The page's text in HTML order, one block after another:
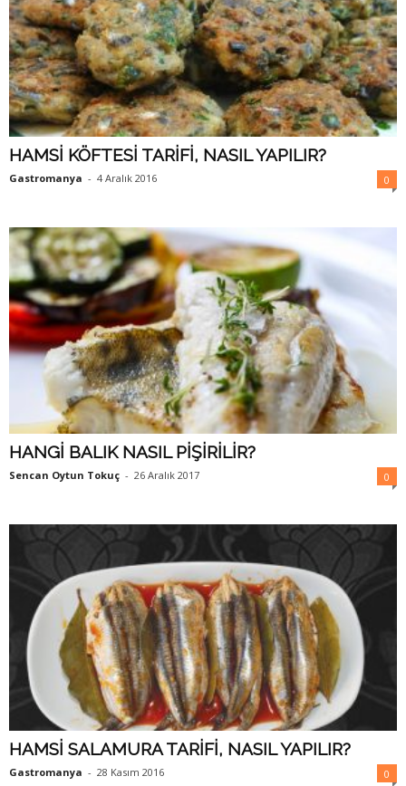
HAMSİ KÖFTESİ TARİFİ, NASIL YAPILIR?
Gastromanya - 4 Aralık 2016 0
HANGİ BALIK NASIL PİŞİRİLİR?
Sencan Oytun Tokuç - 26 Aralık 2017 0
HAMSİ SALAMURA TARİFİ, NASIL YAPILIR?
Gastromanya - 28 Kasım 2016 0